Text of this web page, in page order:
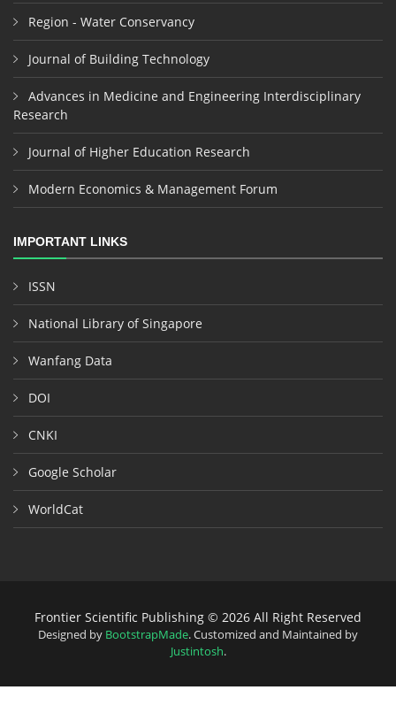
Region - Water Conservancy
Journal of Building Technology
Advances in Medicine and Engineering Interdisciplinary
Research
Journal of Higher Education Research
Modern Economics & Management Forum
IMPORTANT LINKS
ISSN
National Library of Singapore
Wanfang Data
DOI
CNKI
Google Scholar
WorldCat
Frontier Scientific Publishing © 2026 All Right Reserved
Designed by BootstrapMade. Customized and Maintained by
Justintosh.